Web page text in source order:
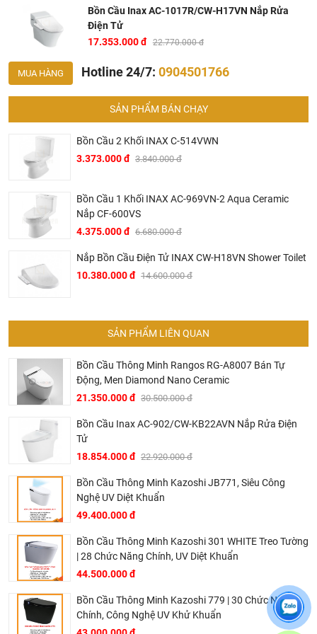
ngăn ngừa vi khuẩn phát triển hiệu quả.
Bồn cầu 1 khối Inax AC-1017R có thiết kế mới, xả rửa
thông minh với kỹ thuật xả rửa vành Rim kiểu mới, tiết
kiệm nước tối ưu.
Nắp rửa điện tử Inax CW-H17VN tính năng : Phun rửa
đại tiện, Vệ sinh phụ nữ, Phun rửa massage, Bệ ngồi
sưởi ấm, Bảng điều khiển chữ nổi, Chống khuẩn. Bên
ái hạn chế tiếng ồn tối đa trong quá trình sử dụng.
Thiết bị an toàn: Rơ-le nhiệt, cảm ứng từ kiểm soát nhiệt
đủ nước, cảm ứng tự ngắt khi gặp sự cố.
Chế độ tiết kiệm điện: Siêu tiết kiệm điện 24h. Tiết kiệm
điện “1 lần chạm” (8 tiếng sau tự khôi phục).
Nước cấp: Nối trực tiếp từ đường ống nước
Điều chỉnh nhiệt độ: Điều chỉnh 6 mức
Ở đâu mua bồn cầu Inax chính hãng và giá rẻ nhất ?
Khalinguyen.vn là đơn vị cung cấp sản phẩm
thức và chính hãng tại Việt Nam, chúng tôi cam kết các
sản phẩm Inax được phân phối bởi Khalinguyen.vn là
chính hãng.
Hiện tại chúng tôi có rất nhiềuchương trình khuyến
mãihấp dẫn, để biết chi tiết vui lòng chat hoặc gọi điện
vào hotline để được tư vấn chi tiết
Tại Khali Nguyễn, chúng tôi cam kết:
Cam kết 100% sản phẩm chính hãng, nếu phát hiện ra
Sản phẩm được Khali Nguyễn lựa chọn bán là những
sản phẩm có chất lượng phù hợp với giá thành và đã bán
là phải có trách nhiệm với hàng hóa và khách hàng!
Bán hàng có tâm: Chúng tôi mong muốn được tư vấn
khách hàng chọn được những sản phẩm phù hợp và
Bồn Cầu Inax AC-1017R/CW-H17VN Nắp Rửa
Điện Tử
17.353.000 đ 22.770.000 đ
MUA HÀNG Hotline 24/7: 0904501766
SẢN PHẨM BÁN CHẠY
Bồn Cầu 2 Khối INAX C-514VWN
3.373.000 đ 3.840.000 đ
Bồn Cầu 1 Khối INAX AC-969VN-2 Aqua Ceramic
Nắp CF-600VS
4.375.000 đ 6.680.000 đ
Nắp Bồn Cầu Điện Tử INAX CW-H18VN Shower Toilet
10.380.000 đ 14.600.000 đ
SẢN PHẨM LIÊN QUAN
Bồn Cầu Thông Minh Rangos RG-A8007 Bán Tự
Động, Men Diamond Nano Ceramic
21.350.000 đ 30.500.000 đ
Bồn Cầu Inax AC-902/CW-KB22AVN Nắp Rửa Điện
Tử
18.854.000 đ 22.920.000 đ
Bồn Cầu Thông Minh Kazoshi JB771, Siêu Công
Nghệ UV Diệt Khuẩn
49.400.000 đ
Bồn Cầu Thông Minh Kazoshi 301 WHITE Treo Tường
| 28 Chức Năng Chính, UV Diệt Khuẩn
44.500.000 đ
Bồn Cầu Thông Minh Kazoshi 779 | 30 Chức Năng
Chính, Công Nghệ UV Khử Khuẩn